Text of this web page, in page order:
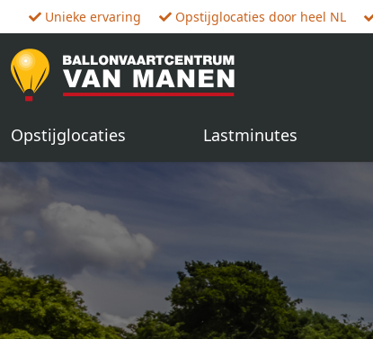
Unieke ervaring Opstijglocaties door heel NL
Opstijglocaties Lastminutes